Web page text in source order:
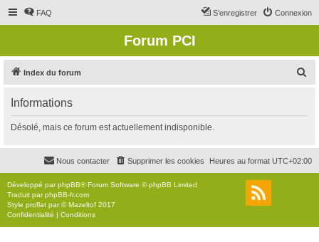
FAQ Connexion
S’enregistrer
Forum PCI
Index du forum
r
c
r
Informations
Désolé, mais ce forum est actuellement indisponible.
Heures au format UTC+02:00
Supprimer les cookies
Nous contacter
Développé parphpBB® Forum Software © phpBB Limited
Traduit parphpBB-fr.com
Style proflat par ©Mazeltof 2017
Confidentialité | Conditions